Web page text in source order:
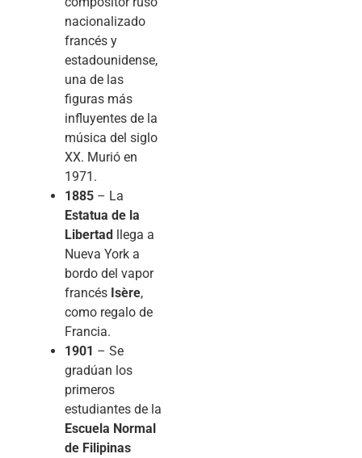
nacionalizado
francés y
estadounidense,
una de las
figuras más
influyentes de la
música del siglo
XX. Murió en
1971.
1885 – La
Estatua de la
Libertad llega a
Nueva York a
bordo del vapor
francés Isère,
como regalo de
Francia.
1901 – Se
gradúan los
primeros
estudiantes de la
Escuela Normal
de Filipinas